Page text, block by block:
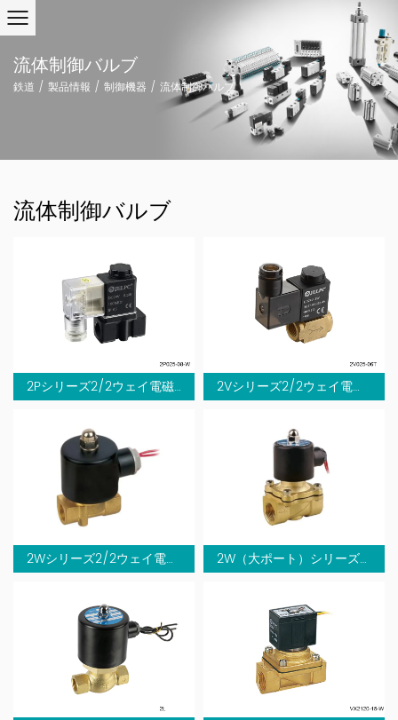
流体制御バルブ
鉄道 / 製品情報 / 制御機器 / 流体制御バルブ
流体制御バルブ
2Pシリーズ2/2ウェイ電磁弁（直動式） 2Vシリーズ2/2ウェイ電磁弁
2Wシリーズ2/2ウェイ電磁弁（直動式） 2W（大ポート）シリーズ2/2ウェイ電磁弁（直動式）